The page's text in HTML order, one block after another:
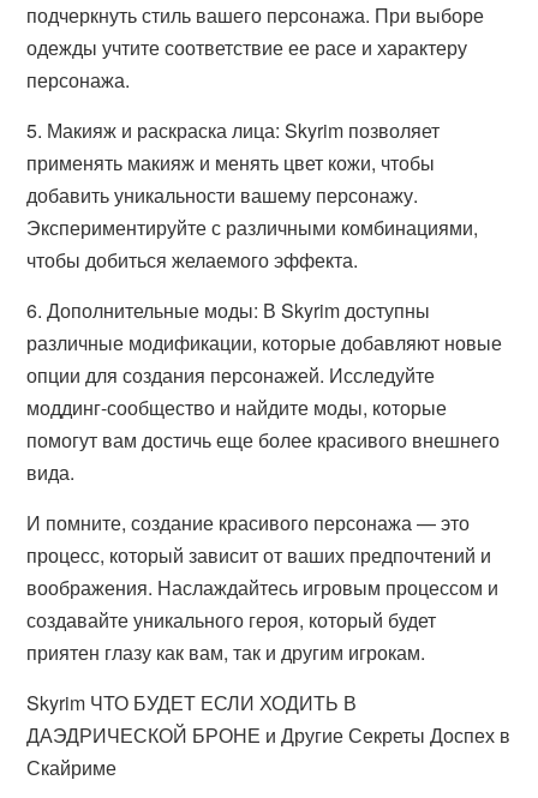
подчеркнуть стиль вашего персонажа. При выборе
одежды учтите соответствие ее расе и характеру
персонажа.
5. Макияж и раскраска лица: Skyrim позволяет
применять макияж и менять цвет кожи, чтобы
добавить уникальности вашему персонажу.
Экспериментируйте с различными комбинациями,
чтобы добиться желаемого эффекта.
6. Дополнительные моды: В Skyrim доступны
различные модификации, которые добавляют новые
опции для создания персонажей. Исследуйте
моддинг-сообщество и найдите моды, которые
помогут вам достичь еще более красивого внешнего
вида.
И помните, создание красивого персонажа — это
процесс, который зависит от ваших предпочтений и
воображения. Наслаждайтесь игровым процессом и
создавайте уникального героя, который будет
приятен глазу как вам, так и другим игрокам.
Skyrim ЧТО БУДЕТ ЕСЛИ ХОДИТЬ В
ДАЭДРИЧЕСКОЙ БРОНЕ и Другие Секреты Доспех в
Скайриме